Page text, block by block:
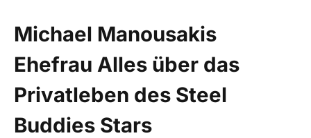
Michael Manousakis
Ehefrau Alles über das
Privatleben des Steel
Buddies Stars